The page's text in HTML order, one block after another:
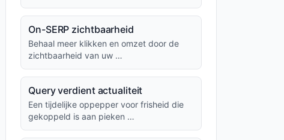
On-SERP zichtbaarheid
Behaal meer klikken en omzet door de
zichtbaarheid van uw …
Query verdient actualiteit
Een tijdelijke oppepper voor frisheid die
gekoppeld is aan pieken …